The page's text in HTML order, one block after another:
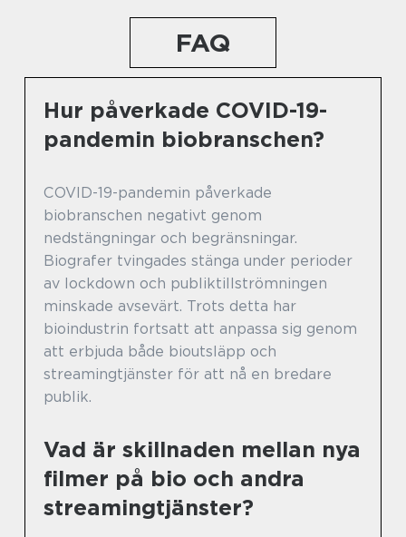
FAQ
Hur påverkade COVID-19-
pandemin biobranschen?
COVID-19-pandemin påverkade
biobranschen negativt genom
nedstängningar och begränsningar.
Biografer tvingades stänga under perioder
av lockdown och publiktillströmningen
minskade avsevärt. Trots detta har
bioindustrin fortsatt att anpassa sig genom
att erbjuda både bioutsläpp och
streamingtjänster för att nå en bredare
publik.
Vad är skillnaden mellan nya
filmer på bio och andra
streamingtjänster?